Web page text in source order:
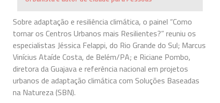
Sobre adaptação e resiliência climática, o painel “Como
tornar os Centros Urbanos mais Resilientes?” reuniu os
especialistas Jéssica Felappi, do Rio Grande do Sul; Marcus
Vinícius Ataíde Costa, de Belém/PA; e Riciane Pombo,
diretora da Guajava e referência nacional em projetos
urbanos de adaptação climática com Soluções Baseadas
na Natureza (SBN).